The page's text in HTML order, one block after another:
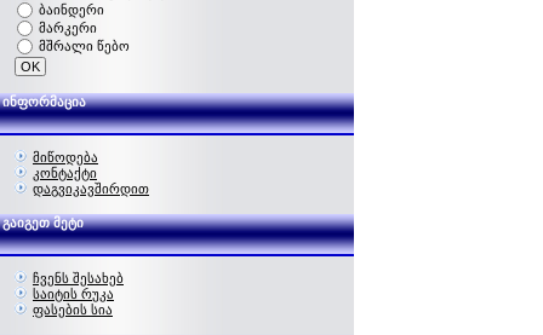
ბაინდერი
მარკერი
მშრალი წებო
ინფორმაცია
მიწოდება
კონტაქტი
დაგვიკავშირდით
გაიგეთ მეტი
ჩვენს შესახებ
საიტის რუკა
ფასების სია